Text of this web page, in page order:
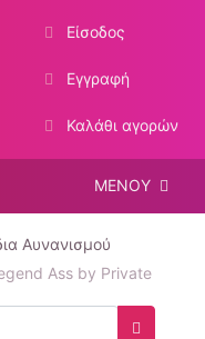
Είσοδος
Εγγραφή
Καλάθι αγορών
ΜΕΝΟΥ
Αυνανισμού
Ass by Private